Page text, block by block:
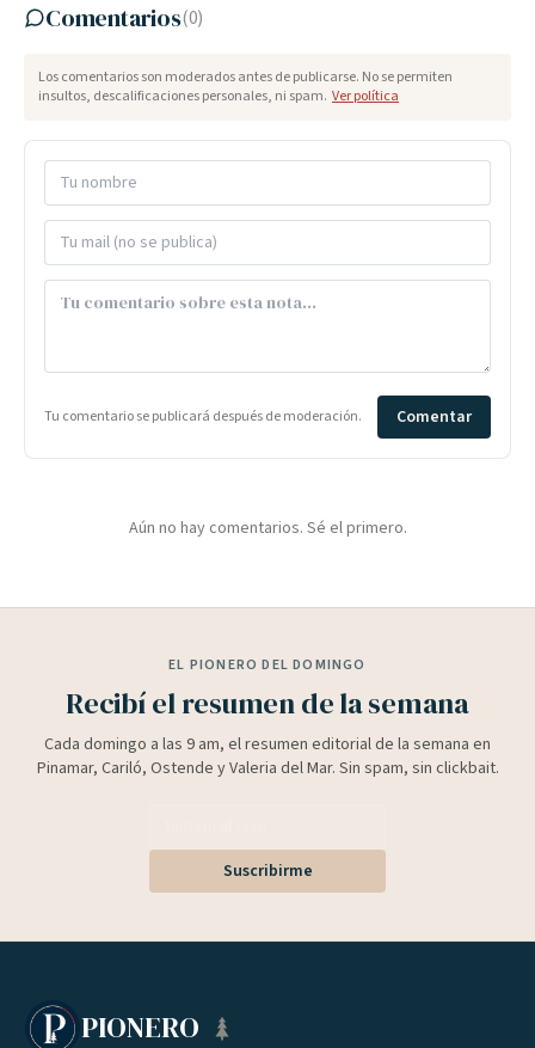
Comentarios(0)
Los comentarios son moderados antes de publicarse. No se permiten
insultos, descalificaciones personales, ni spam. Ver política
Tu comentario se publicará después de moderación. Comentar
Aún no hay comentarios. Sé el primero.
EL PIONERO DEL DOMINGO
Recibí el resumen de la semana
Cada domingo a las 9 am, el resumen editorial de la semana en
Pinamar, Cariló, Ostende y Valeria del Mar. Sin spam, sin clickbait.
Suscribirme
PIONERO